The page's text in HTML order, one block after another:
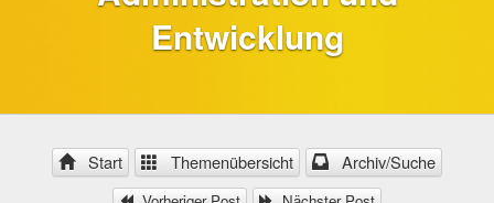
Entwicklung
Start Themenübersicht Archiv/Suche